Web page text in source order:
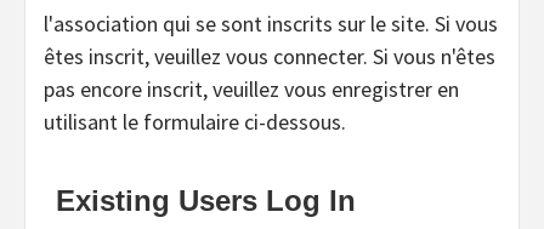
l'association qui se sont inscrits sur le site. Si vous
êtes inscrit, veuillez vous connecter. Si vous n'êtes
pas encore inscrit, veuillez vous enregistrer en
utilisant le formulaire ci-dessous.
Existing Users Log In